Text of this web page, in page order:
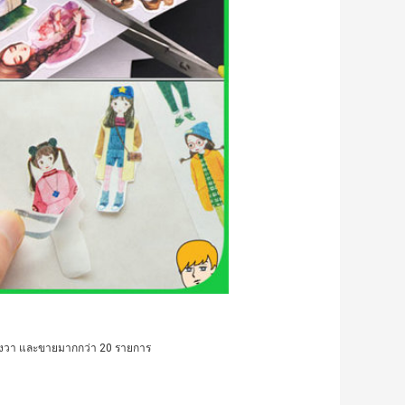
วา และขายมากกว่า 20 รายการ